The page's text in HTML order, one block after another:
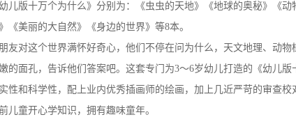
蜜蜂蜇人后会死？ 19
么传递信息的？ 20
蜜蜂有什么区别？ 21
力为什么很好？ 22
什么能倒着飞行？ 23
蜻蜓喜欢停在枝头或叶子上？ 24
版十万个为什么》分别为：《虫虫的天地》《地球的奥秘》《动
《美丽的大自然》《身边的世界》等8本。
对这个世界满怀好奇心，他们不停在问为什么，天文地理、动
的面孔，告诉他们答案吧。这套专门为3～6岁幼儿打造的《幼儿
性和科学性，配上业内优秀插画师的绘画，加上几近严苛的审查
儿童开心学知识，拥有趣味童年。